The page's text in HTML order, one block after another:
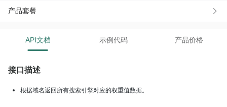
产品套餐
API文档 示例代码 产品价格
接口描述
根据域名返回所有搜索引擎对应的权重值数据。